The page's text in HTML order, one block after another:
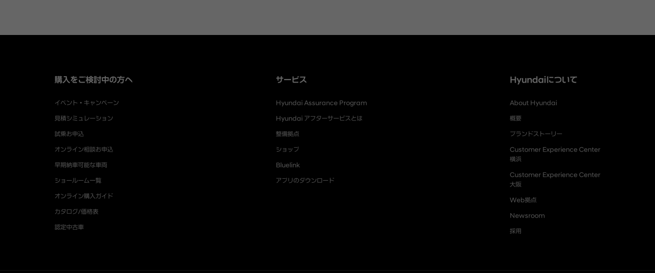
購入をご検討中の方へ
イベント・キャンペーン
見積シミュレーション
試乗お申込
オンライン相談お申込
早期納車可能な車両
ショールーム一覧
オンライン購入ガイド
カタログ/価格表
認定中古車
サービス
Hyundai Assurance Program
Hyundai アフターサービスとは
整備拠点
ショップ
Bluelink
アプリのダウンロード
Hyundaiについて
About Hyundai
概要
ブランドストーリー
Customer Experience Center
横浜
Customer Experience Center
大阪
Web拠点
Newsroom
採用